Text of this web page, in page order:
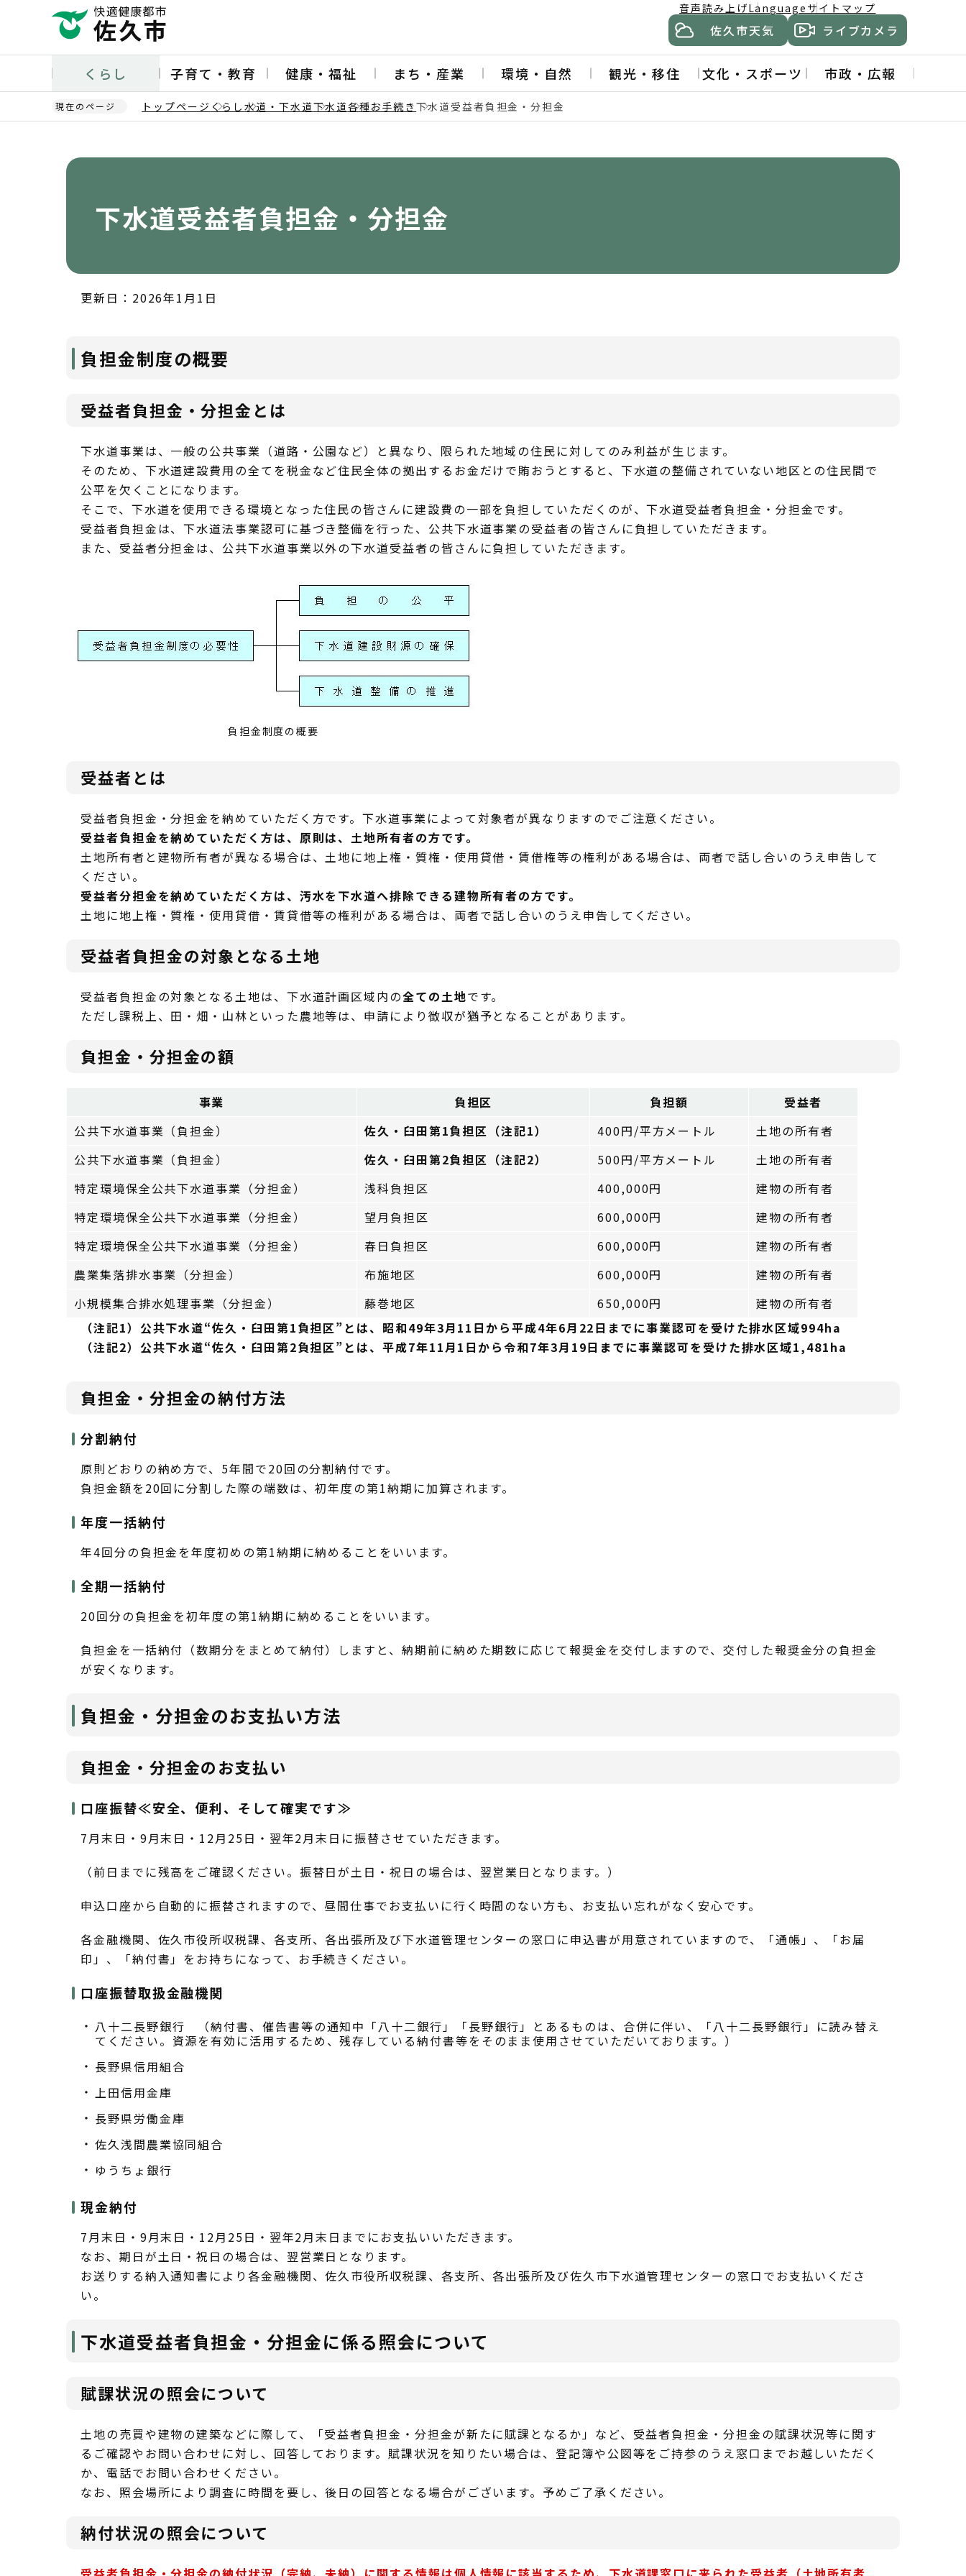
ー
の
音声読み上げLanguage サイトマップ
佐久市天気 ライブカメラ
くらし 子育て・教育 健康・福祉 まち・産業 環境・自然 観光・移住 文化・スポーツ 市政・広報
現在のページ トップページ くらし水道・下水道下水道各種お手続き下水道受益者負担金・分担金
下水道受益者負担金・分担金
更新日：2026年1月1日
負担金制度の概要
受益者負担金・分担金とは
下水道事業は、一般の公共事業（道路・公園など）と異なり、限られた地域の住民に対してのみ利益が生じます。
そのため、下水道建設費用の全てを税金など住民全体の拠出するお金だけで賄おうとすると、下水道の整備されていない地区との住民間で
公平を欠くことになります。
そこで、下水道を使用できる環境となった住民の皆さんに建設費の一部を負担していただくのが、下水道受益者負担金・分担金です。
受益者負担金は、下水道法事業認可に基づき整備を行った、公共下水道事業の受益者の皆さんに負担していただきます。
また、受益者分担金は、公共下水道事業以外の下水道受益者の皆さんに負担していただきます。
負担金制度の概要
受益者とは
受益者負担金・分担金を納めていただく方です。下水道事業によって対象者が異なりますのでご注意ください。
受益者負担金を納めていただく方は、原則は、土地所有者の方です。
土地所有者と建物所有者が異なる場合は、土地に地上権・質権・使用貸借・賃借権等の権利がある場合は、両者で話し合いのうえ申告して
ください。
受益者分担金を納めていただく方は、汚水を下水道へ排除できる建物所有者の方です。
土地に地上権・質権・使用貸借・賃貸借等の権利がある場合は、両者で話し合いのうえ申告してください。
受益者負担金の対象となる土地
受益者負担金の対象となる土地は、下水道計画区域内の全ての土地です。
ただし課税上、田・畑・山林といった農地等は、申請により徴収が猶予となることがあります。
負担金・分担金の額
事業 負担区 負担額
受益者
公共下水道事業（負担金）
佐久・臼田第1負担区（注記1） 400円/平方メートル
土地の所有者
公共下水道事業（負担金）
佐久・臼田第2負担区（注記2） 500円/平方メートル
土地の所有者
特定環境保全公共下水道事業（分担金）
浅科負担区 400,000円
建物の所有者
特定環境保全公共下水道事業（分担金）
望月負担区 600,000円
建物の所有者
特定環境保全公共下水道事業（分担金）
春日負担区 600,000円
建物の所有者
農業集落排水事業（分担金）
布施地区 600,000円
建物の所有者
小規模集合排水処理事業（分担金）
藤巻地区 650,000円
建物の所有者
（注記1）公共下水道“佐久・臼田第1負担区”とは、昭和49年3月11日から平成4年6月22日までに事業認可を受けた排水区域994ha
（注記2）公共下水道“佐久・臼田第2負担区”とは、平成7年11月1日から令和7年3月19日までに事業認可を受けた排水区域1,481ha
負担金・分担金の納付方法
分割納付
原則どおりの納め方で、5年間で20回の分割納付です。
負担金額を20回に分割した際の端数は、初年度の第1納期に加算されます。
年度一括納付
年4回分の負担金を年度初めの第1納期に納めることをいいます。
全期一括納付
20回分の負担金を初年度の第1納期に納めることをいいます。
負担金を一括納付（数期分をまとめて納付）しますと、納期前に納めた期数に応じて報奨金を交付しますので、交付した報奨金分の負担金
が安くなります。
負担金・分担金のお支払い方法
負担金・分担金のお支払い
口座振替≪安全、便利、そして確実です≫
7月末日・9月末日・12月25日・翌年2月末日に振替させていただきます。
（前日までに残高をご確認ください。振替日が土日・祝日の場合は、翌営業日となります。）
申込口座から自動的に振替されますので、昼間仕事でお支払いに行く時間のない方も、お支払い忘れがなく安心です。
各金融機関、佐久市役所収税課、各支所、各出張所及び下水道管理センターの窓口に申込書が用意されていますので、「通帳」、「お届
印」、「納付書」をお持ちになって、お手続きください。
口座振替取扱金融機関
八十二長野銀行 （納付書、催告書等の通知中「八十二銀行」「長野銀行」とあるものは、合併に伴い、「八十二長野銀行」に読み替え
てください。資源を有効に活用するため、残存している納付書等をそのまま使用させていただいております。）
長野県信用組合
上田信用金庫
長野県労働金庫
佐久浅間農業協同組合
ゆうちょ銀行
現金納付
7月末日・9月末日・12月25日・翌年2月末日までにお支払いいただきます。
なお、期日が土日・祝日の場合は、翌営業日となります。
お送りする納入通知書により各金融機関、佐久市役所収税課、各支所、各出張所及び佐久市下水道管理センターの窓口でお支払いくださ
い。
下水道受益者負担金・分担金に係る照会について
賦課状況の照会について
土地の売買や建物の建築などに際して、「受益者負担金・分担金が新たに賦課となるか」など、受益者負担金・分担金の賦課状況等に関す
るご確認やお問い合わせに対し、回答しております。賦課状況を知りたい場合は、登記簿や公図等をご持参のうえ窓口までお越しいただく
か、電話でお問い合わせください。
なお、照会場所により調査に時間を要し、後日の回答となる場合がございます。予めご了承ください。
納付状況の照会について